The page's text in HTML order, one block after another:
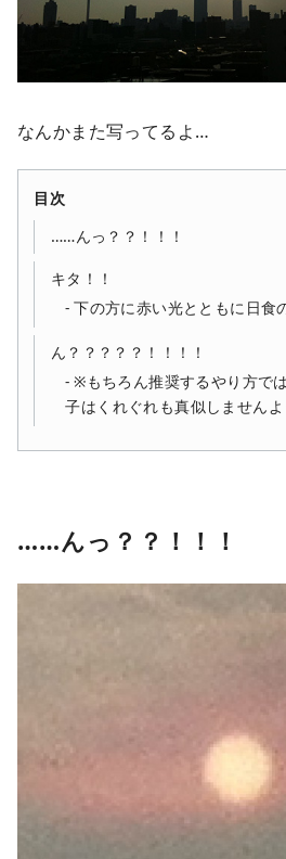
なんかまた写ってるよ…
目次
……んっ？？！！！
キタ！！
下の方に赤い光とともに日食
ん？？？？？！！！！
※もちろん推奨するやり方で
子はくれぐれも真似しませんよ
……んっ？？！！！